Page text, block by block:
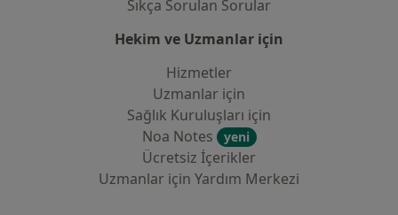
Sıkça Sorulan Sorular
Hekim ve Uzmanlar için
Hizmetler
Uzmanlar için
Sağlık Kuruluşları için
Noa Notes
yeni
Ücretsiz İçerikler
Uzmanlar için Yardım Merkezi